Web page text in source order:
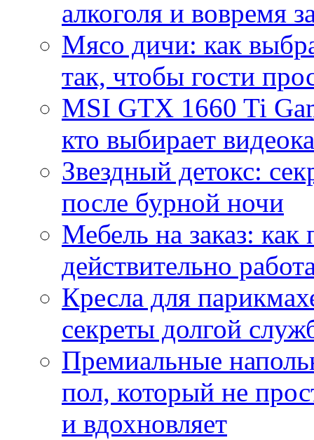
алкоголя и вовремя
Мясо дичи: как
так, чтобы гости
MSI GTX 1660 Ti
кто выбирает
Звездный детокс:
после бурной ночи
Мебель на заказ:
действительно
Кресла для
секреты долгой
Премиальные
пол, который не
и вдохновляет